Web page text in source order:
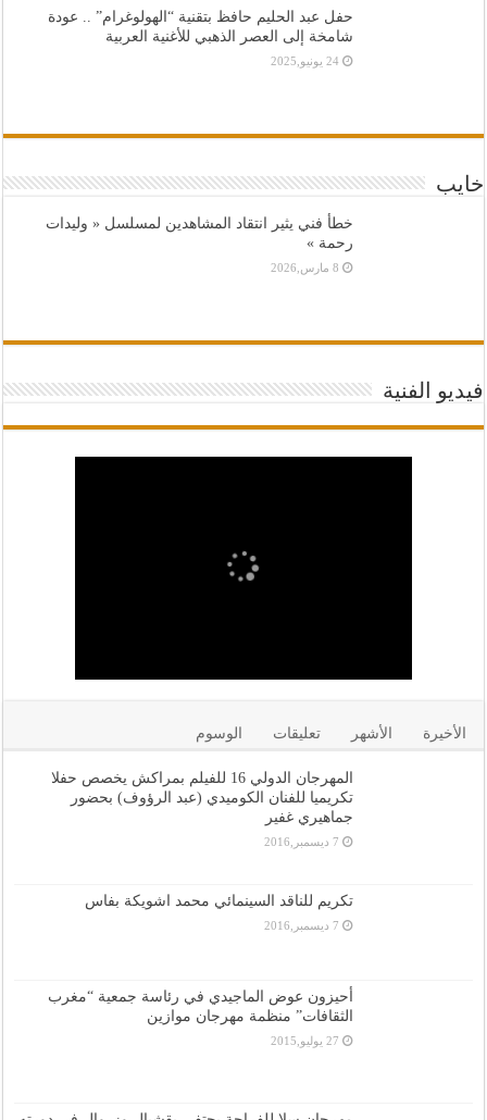
حفل عبد الحليم حافظ بتقنية “الهولوغرام” .. عودة
شامخة إلى العصر الذهبي للأغنية العربية
24 يونيو,2025
خايب
خطأ فني يثير انتقاد المشاهدين لمسلسل « وليدات
رحمة »
8 مارس,2026
فيديو الفنية
الأخيرة الأشهر تعليقات الوسوم
المهرجان الدولي 16 للفيلم بمراكش يخصص حفلا
تكريميا للفنان الكوميدي (عبد الرؤوف) بحضور
جماهيري غفير
7 ديسمبر,2016
تكريم للناقد السينمائي محمد اشويكة بفاس
7 ديسمبر,2016
أحيزون عوض الماجيدي في رئاسة جمعية “مغرب
الثقافات” منظمة مهرجان موازين
27 يوليو,2015